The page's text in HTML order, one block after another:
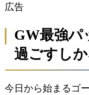
広告
GW最強パ
過ごすし
今日から始まるゴ